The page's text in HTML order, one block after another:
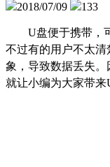
2018/07/09 133
U盘便于携带，
不过有的用户不太
象，导致数据丢失
就让小编为大家带来